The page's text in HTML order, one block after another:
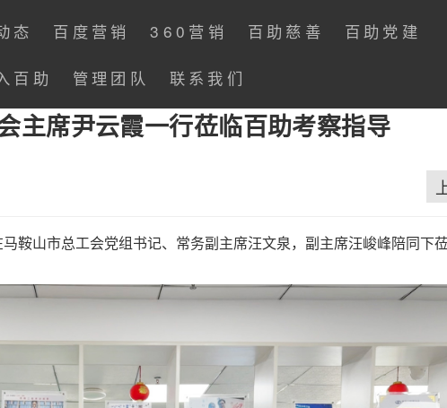
态 百度营销 360营销 百助慈善 百助党建
百助 管理团队 联系我们
主席尹云霞一行莅临百助考察指导
鞍山市总工会党组书记、常务副主席汪文泉，副主席汪峻峰陪同下